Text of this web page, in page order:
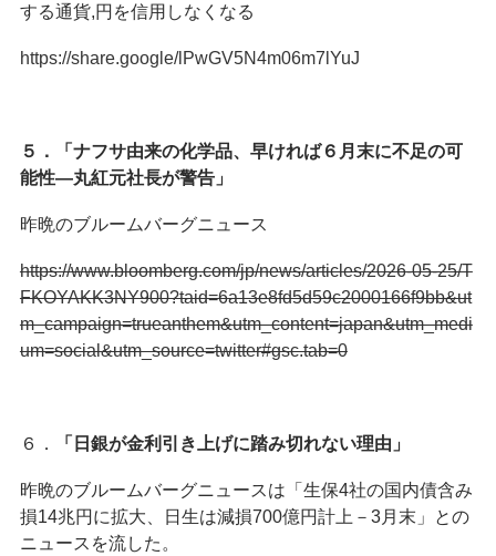
する通貨,円を信用しなくなる
https://share.google/lPwGV5N4m06m7lYuJ
５．「ナフサ由来の化学品、早ければ６月末に不足の可
能性―丸紅元社長が警告」
昨晩のブルームバーグニュース
https://www.bloomberg.com/jp/news/articles/2026-05-25/T
FKOYAKK3NY900?taid=6a13e8fd5d59c2000166f9bb&ut
m_campaign=trueanthem&utm_content=japan&utm_medi
um=social&utm_source=twitter#gsc.tab=0
６． 「日銀が金利引き上げに踏み切れない理由」
昨晩のブルームバーグニュースは「生保4社の国内債含み
損14兆円に拡大、日生は減損700億円計上－3月末」との
ニュースを流した。